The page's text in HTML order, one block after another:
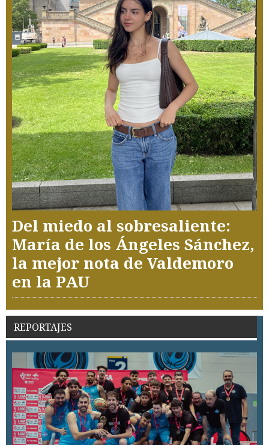
Del miedo al sobresaliente:
María de los Ángeles Sánchez,
la mejor nota de Valdemoro
en la PAU
REPORTAJES